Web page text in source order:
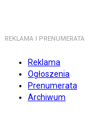
REKLAMA I PRENUMERATA
Reklama
Ogłoszenia
Prenumerata
Archiwum